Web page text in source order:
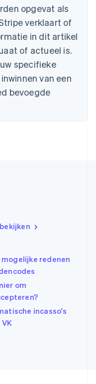
opgevat als
verklaart of
in dit artikel
of actueel is.
specifieke
van een
bevoegde
mogelijke redenen
om
incasso's